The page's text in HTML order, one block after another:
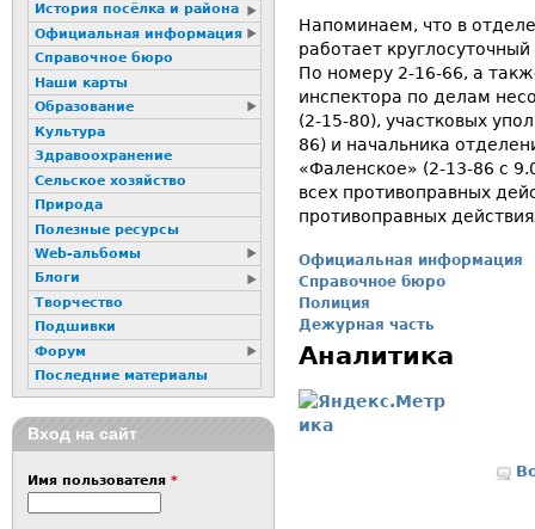
Напоминаем, что в
работает
По номеру 2-16-66, а
инспектора по делам
(2-15-80), участковых
86) и начальника
«Фаленское» (2-13-86 с
всех противоправных
противоправных
Официальная информация
Справочное бюро
Полиция
Дежурная часть
Аналитика
История посёлка и района
Официальная информация
Справочное бюро
Наши карты
Образование
Культура
Здравоохранение
Сельское хозяйство
Природа
Полезные ресурсы
Web-альбомы
Блоги
Творчество
Подшивки
Форум
Последние материалы
Вход на сайт
Имя пользователя *